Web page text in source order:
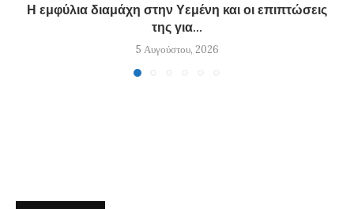
Η εμφύλια διαμάχη στην Υεμένη και οι επιπτώσεις
της για...
5 Αυγούστου, 2026